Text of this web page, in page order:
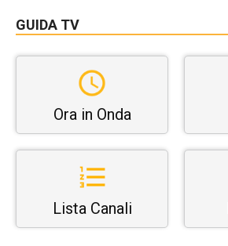
GUIDA TV
Ora in Onda
Lista Canali